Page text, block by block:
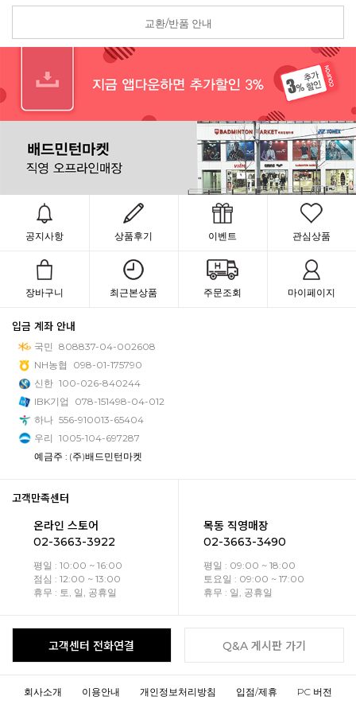
교환/반품 안내
공지사항 상품후기 이벤트 관심상품
장바구니 최근본상품 주문조회 마이페이지
입금 계좌 안내
국민 808837-04-002608
NH농협
098-01-175790
신한 100-026-840244
IBK기업
078-151498-04-012
하나 556-910013-65404
우리 1005-104-697287
예금주 : (주)배드민턴마켓
고객만족센터
온라인 스토어
02-3663-3922
평일 : 10:00 ~ 16:00
점심 : 12:00 ~ 13:00
휴무 : 토, 일, 공휴일
목동 직영매장
02-3663-3490
평일 : 09:00 ~ 18:00
토요일 : 09:00 ~ 17:00
휴무 : 일, 공휴일
고객센터 전화연결 Q&A 게시판 가기
회사소개 이용안내 개인정보처리방침 입점/제휴 PC 버전